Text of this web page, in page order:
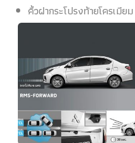
คิ้วฝากระโปรงท้ายโครเมียม